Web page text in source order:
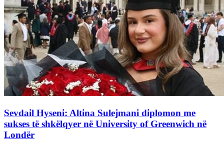
Sevdail Hyseni: Altina Sulejmani diplomon me
sukses të shkëlqyer në University of Greenwich në
Londër